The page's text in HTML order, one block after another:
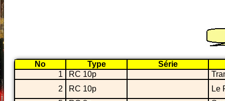
No Type
Série
1
RC 10p
2
RC 10p
Le